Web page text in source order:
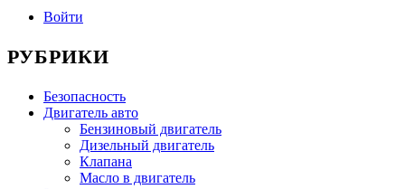
Войти
РУБРИКИ
Безопасность
Двигатель авто
Бензиновый двигатель
Дизельный двигатель
Клапана
Масло в двигатель